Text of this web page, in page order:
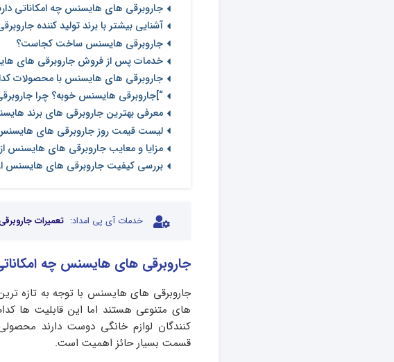
جاروبرقی های هایسنس چه امکاناتی
آشنایی بیشتر با برند تولید کننده
جاروبرقی هایسنس ساخت کجاست؟
خدمات پس از فروش جاروبرقی های
جاروبرقی های هایسنس با محصولات
“]جاروبرقی هایسنس خوبه؟ چرا
معرفی بهترین جاروبرقی های برند
لیست قیمت روز جاروبرقی های هایسنس
مزایا و معایب جاروبرقی های هایسنس
بررسی کیفیت جاروبرقی های هایسنس
خدمات آی پی امداد: تعمیرات
جاروبرقی های هایسنس چه
جاروبرقی های هایسنس با توجه به تازه
های متنوعی هستند اما این قابلیت ها
کنندگان لوازم خانگی دوست دارند
قسمت بسیار حائز اهمیت است.